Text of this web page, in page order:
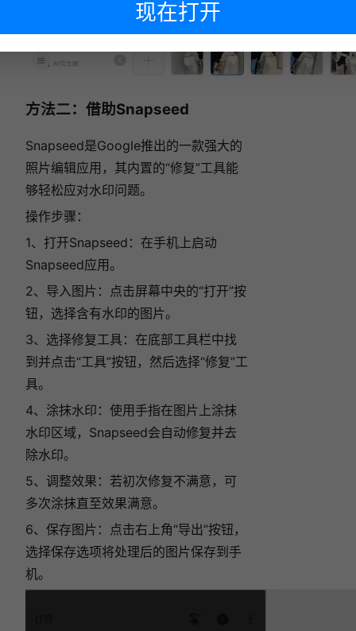
方法二：借助Snapseed
Snapseed是Google推出的一款强大的
照片编辑应用，其内置的“修复”工具能
够轻松应对水印问题。
操作步骤：
1、打开Snapseed：在手机上启动
Snapseed应用。
2、导入图片：点击屏幕中央的“打开”按
钮，选择含有水印的图片。
3、选择修复工具：在底部工具栏中找
到并点击“工具”按钮，然后选择“修复”工
具。
4、涂抹水印：使用手指在图片上涂抹
水印区域，Snapseed会自动修复并去
除水印。
5、调整效果：若初次修复不满意，可
多次涂抹直至效果满意。
6、保存图片：点击右上角“导出”按钮，
选择保存选项将处理后的图片保存到手
机。
现在打开
下次再说